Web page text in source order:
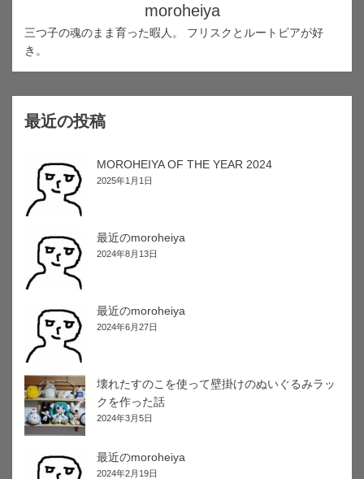
moroheiya
三つ子の魂のまま育った暇人。 フリスクとルートビアが好
き。
最近の投稿
MOROHEIYA OF THE YEAR 2024
2025年1月1日
最近のmoroheiya
2024年8月13日
最近のmoroheiya
2024年6月27日
壊れたすのこを使って壁掛けのぬいぐるみラッ
クを作った話
2024年3月5日
最近のmoroheiya
2024年2月19日